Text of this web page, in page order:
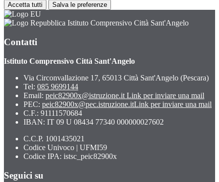
Accetta tutti Salva le preferenze
Istituto Comprensivo Città Sant'Angelo
Contatti
Istituto Comprensivo Città Sant'Angelo
Via Circonvallazione 17, 65013 Città Sant'Angelo (Pescara)
Tel: 085 9699144
Email: peic82900x@istruzione.it Link per inviare una mail
PEC: peic82900x@pec.istruzione.itLink per inviare una mail
C.F.: 91111570684
IBAN: IT 09 U 08434 77340 000000027602
C.C.P. 1001435021
Codice Univoco | UFMI59
Codice IPA: istsc_peic82900x
Seguici su